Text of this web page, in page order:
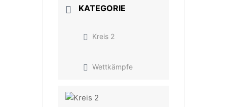
KATEGORIE
Kreis 2
Wettkämpfe